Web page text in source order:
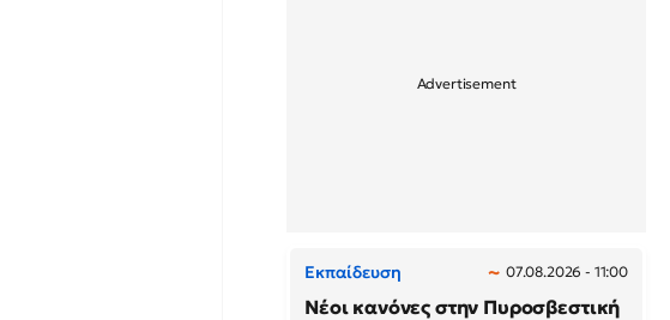
Εκπαίδευση 07.08.2026 - 11:00
Νέοι κανόνες στην Πυροσβεστική